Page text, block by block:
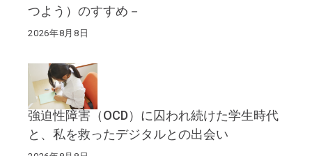
つよう）のすすめ－
2026年8月8日
強迫性障害（OCD）に囚われ続けた学生時代
と、私を救ったデジタルとの出会い